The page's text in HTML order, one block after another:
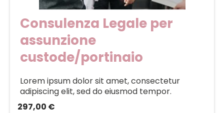
Consulenza Legale per
assunzione
custode/portinaio
Lorem ipsum dolor sit amet, consectetur
adipiscing elit, sed do eiusmod tempor.
297,00 €